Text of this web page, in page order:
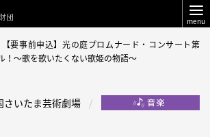
menu
【要事前申込】光の庭プロムナード・コンサート第
！～歌を歌いたくない歌姫の物語～
さいたま芸術劇場